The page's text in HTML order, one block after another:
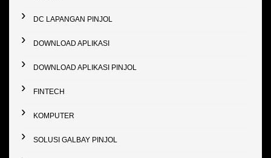
DC LAPANGAN PINJOL
DOWNLOAD APLIKASI
DOWNLOAD APLIKASI PINJOL
FINTECH
KOMPUTER
SOLUSI GALBAY PINJOL